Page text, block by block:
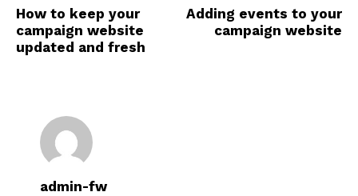
How to keep your
campaign website
updated and fresh
Adding events to your
campaign website
admin-fw